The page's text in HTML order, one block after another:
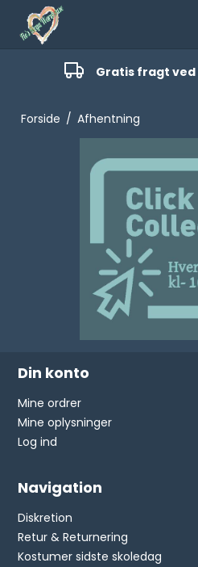
Gratis fragt ved
Forside / Afhentning
Din konto
Mine ordrer
Mine oplysninger
Log ind
Navigation
Diskretion
Retur & Returnering
Kostumer sidste skoledag